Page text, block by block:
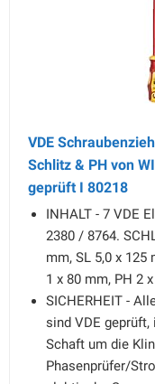
VDE
Schlitz & PH von
geprüft I 80218
INHALT - 7 VDE
2380 / 8764.
mm, SL 5,0 x 125
1 x 80 mm, PH 2
SICHERHEIT -
sind VDE
Schaft um die
Phasenprüfer/